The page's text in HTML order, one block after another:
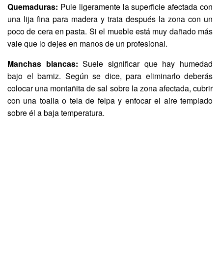
Quemaduras: Pule ligeramente la superficie afectada con
una lija fina para madera y trata después la zona con un
poco de cera en pasta. Si el mueble está muy dañado más
vale que lo dejes en manos de un profesional.
Manchas blancas: Suele significar que hay humedad
bajo el barniz. Según se dice, para eliminarlo deberás
colocar una montañita de sal sobre la zona afectada, cubrir
con una toalla o tela de felpa y enfocar el aire templado
sobre él a baja temperatura.